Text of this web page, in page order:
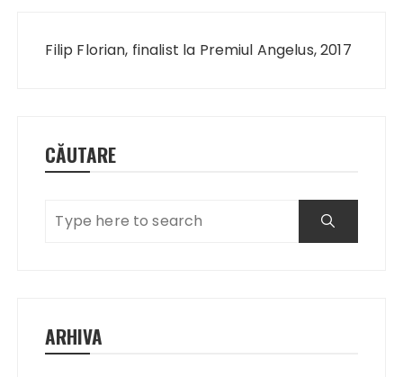
Filip Florian, finalist la Premiul Angelus, 2017
CĂUTARE
ARHIVA